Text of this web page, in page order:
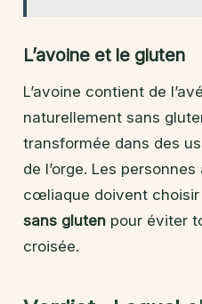
L’avoine et le gluten
L’avoine contient de
naturellement sans
transformée dans des
de l’orge. Les
cœliaque doivent
sans gluten pour éviter
croisée.